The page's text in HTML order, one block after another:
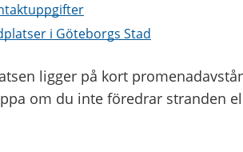
i Göteborgs Stad
ligger på kort
om du inte föredrar stranden